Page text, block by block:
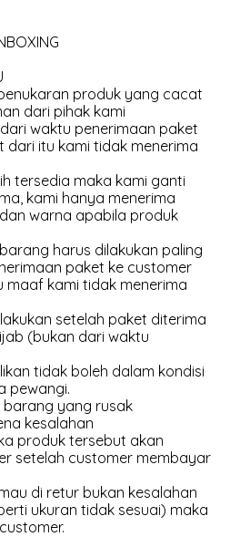
produk yang cacat
dari pihak kami
waktu penerimaan paket
dari itu kami tidak menerima
tersedia maka kami ganti
kami hanya menerima
warna apabila produk
harus dilakukan paling
paket ke customer
maaf kami tidak menerima
setelah paket diterima
(bukan dari waktu
tidak boleh dalam kondisi
pewangi.
barang yang rusak
kesalahan
produk tersebut akan
setelah customer membayar
di retur bukan kesalahan
ukuran tidak sesuai) maka